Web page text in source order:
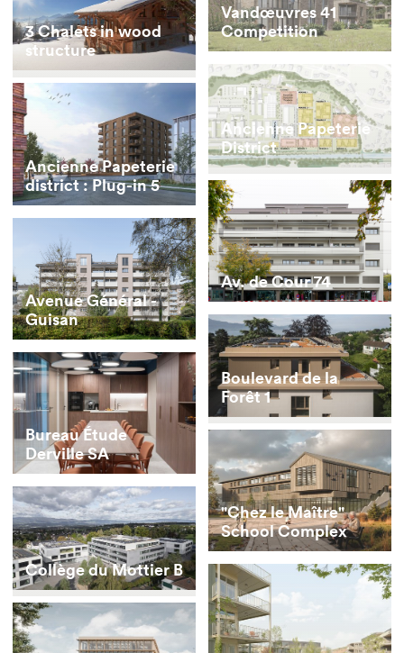
Vandœuvres 41
Competition
3 Chalets in wood
structure
Ancienne Papeterie
District
Ancienne Papeterie
district : Plug-in 5
Av. de Cour 74
Avenue Général -
Guisan
Boulevard de la
Forêt 1
Bureau Étude
Derville SA
"Chez le Maître"
School Complex
Collège du Mottier B